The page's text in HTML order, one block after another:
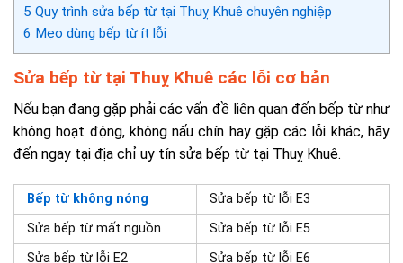
5 Quy trình sửa bếp từ tại Thuỵ Khuê chuyên nghiệp
6 Mẹo dùng bếp từ ít lỗi
Sửa bếp từ tại Thuỵ Khuê các lỗi cơ bản
Nếu bạn đang gặp phải các vấn đề liên quan đến bếp từ như
không hoạt động, không nấu chín hay gặp các lỗi khác, hãy
đến ngay tại địa chỉ uy tín sửa bếp từ tại Thuỵ Khuê.
Bếp từ không nóng
Sửa bếp từ lỗi E3
Sửa bếp từ mất nguồn
Sửa bếp từ lỗi E5
Sửa bếp từ lỗi E2
Sửa bếp từ lỗi E6